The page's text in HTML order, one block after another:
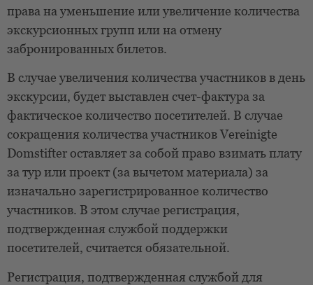
права на уменьшение или увеличение количества
экскурсионных групп или на отмену
забронированных билетов.
В случае увеличения количества участников в день
экскурсии, будет выставлен счет-фактура за
фактическое количество посетителей. В случае
сокращения количества участников Vereinigte
Domstifter оставляет за собой право взимать плату
за тур или проект (за вычетом материала) за
изначально зарегистрированное количество
участников. В этом случае регистрация,
подтвержденная службой поддержки
посетителей, считается обязательной.
Регистрация, подтвержденная службой для